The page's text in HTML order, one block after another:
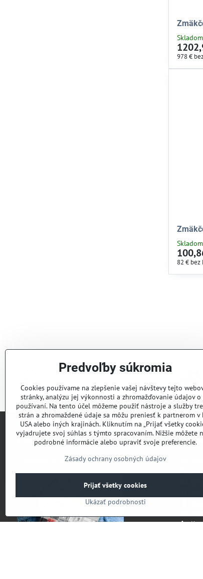
Skladom
978 €
Skladom
82 € bez
Profesionálna gastro technika
široký výber tovaru za skvelé ceny pre
každého
Katalóg
Prelistujte si náš nový katalóg
Predvoľby súkromia
Cookies používame na zlepšenie vašej návštevy tejto
stránky, analýzu jej výkonnosti a zhromažďovanie údajov o
používaní. Na tento účel môžeme použiť nástroje a služby
strán a zhromaždené údaje sa môžu preniesť k partnerom v
USA alebo iných krajinách. Kliknutím na „Prijať všetky
vyjadrujete svoj súhlas s týmto spracovaním. Nižšie môžete
podrobné informácie alebo upraviť svoje preferencie.
Zásady ochrany osobných údajov
Ukázať podrobnosti
Prijať všetky cookies